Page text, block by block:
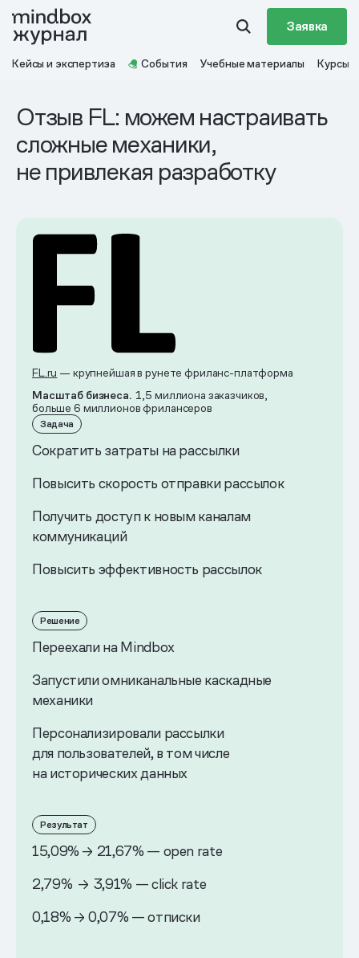
Заявка
Кейсы и экспертиза События Учебные материалы Курсы
Отзыв FL: можем настраивать
сложные механики,
не привлекая разработку
FL.ru — крупнейшая в рунете фриланс-платформа
Масштаб бизнеса.1,5 миллиона заказчиков,
больше 6 миллионов фрилансеров
Задача
Сократить затраты на рассылки
Повысить скорость отправки рассылок
Получить доступ к новым каналам
коммуникаций
Повысить эффективность рассылок
Решение
Переехали на Mindbox
Запустили омниканальные каскадные
механики
Персонализировали рассылки
для пользователей, в том числе
на исторических данных
Результат
15,09% → 21,67% — open rate
2,79% → 3,91% — click rate
0,18% → 0,07% — отписки